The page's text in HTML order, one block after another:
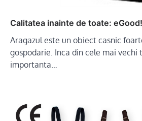
Calitatea inainte de toate: eGood!
Aragazul este un obiect casnic
gospodarie. Inca din cele mai vechi
importanta…